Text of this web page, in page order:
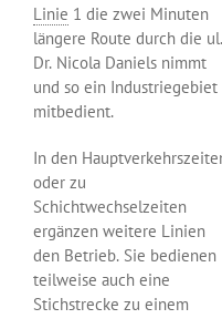
Linie 1 die zwei Minuten
längere Route durch die ul.
Dr. Nicola Daniels nimmt
und so ein Industriegebiet
mitbedient.
In den
oder zu
Schichtwechselzeiten
ergänzen weitere Linien
den Betrieb. Sie bedienen
teilweise auch eine
Stichstrecke zu einem